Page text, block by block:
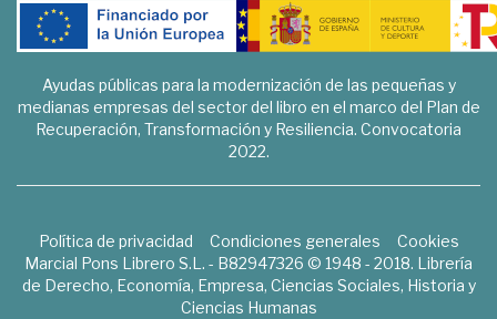
Ayudas públicas para la modernización de las pequeñas y
medianas empresas del sector del libro en el marco del Plan de
Recuperación, Transformación y Resiliencia. Convocatoria
2022.
Política de privacidad Condiciones generales
Cookies
Marcial Pons Librero S.L. - B82947326 © 1948 - 2018. Librería
de Derecho, Economía, Empresa, Ciencias Sociales, Historia y
Ciencias Humanas